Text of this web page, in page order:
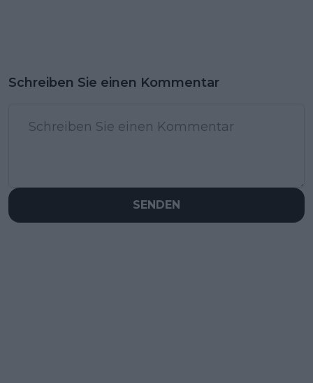
Schreiben Sie einen Kommentar
SENDEN